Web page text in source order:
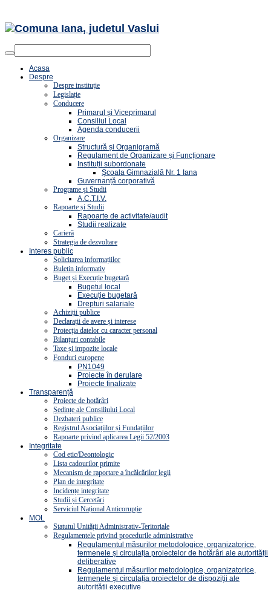
Acasa
Despre
Despre instituție
Legislație
Conducere
Primarul și Viceprimarul
Consiliul Local
Agenda conducerii
Organizare
Structură și Organigramă
Regulament de Organizare și Funcționare
Instituții subordonate
Școala Gimnazială Nr. 1 Iana
Guvernanță corporativă
Programe și Studii
A.C.T.I.V.
Rapoarte și Studii
Rapoarte de activitate/audit
Studii realizate
Carieră
Strategia de dezvoltare
Interes public
Solicitarea informațiilor
Buletin informativ
Buget și Execuție bugetară
Bugetul local
Execuție bugetară
Drepturi salariale
Achiziții publice
Declarații de avere și interese
Protecția datelor cu caracter personal
Bilanțuri contabile
Taxe și impozite locale
Fonduri europene
PN1049
Proiecte în derulare
Proiecte finalizate
Transparență
Proiecte de hotărâri
Ședințe ale Consiliului Local
Dezbateri publice
Registrul Asociațiilor și Fundațiilor
Rapoarte privind aplicarea Legii 52/2003
Integritate
Cod etic/Deontologic
Lista cadourilor primite
Mecanism de raportare a încălcărilor legii
Plan de integritate
Incidențe integritate
Studii și Cercetări
Serviciul Național Anticorupție
MOL
Statutul Unității Administrativ-Teritoriale
Regulamentele privind procedurile administrative
Regulamentul măsurilor metodologice, organizatorice,
termenele și circulația proiectelor de hotărâri ale autorității
deliberative
Regulamentul măsurilor metodologice, organizatorice,
termenele și circulația proiectelor de dispoziții ale
autorității executive